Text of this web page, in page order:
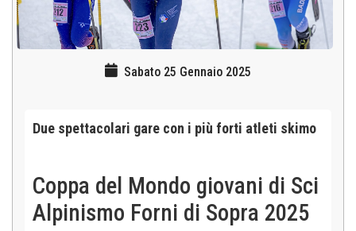
Sabato 25 Gennaio 2025
Due spettacolari gare con i più forti atleti skimo
Coppa del Mondo giovani di Sci
Alpinismo Forni di Sopra 2025